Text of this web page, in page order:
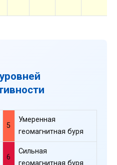
5
Умеренная
геомагнитная буря
6
Сильная